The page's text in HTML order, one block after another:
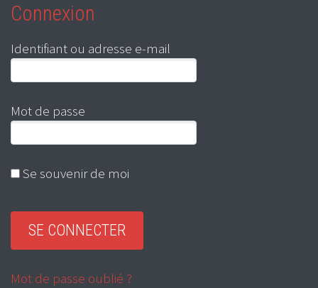
Connexion
Identifiant ou adresse e-mail
Mot de passe
Se souvenir de moi
Mot de passe oublié ?